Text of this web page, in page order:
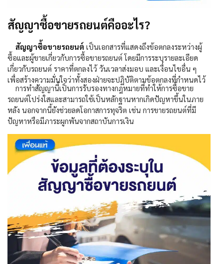
สัญญาซื้อขายรถยนต์คืออะไร?
สัญญาซื้อขายรถยนต์ เป็นเอกสารที่แสดงถึงข้อตกลงระหว่างผู้
ซื้อและผู้ขายเกี่ยวกับการซื้อขายรถยนต์ โดยมีการระบุรายละเอียด
เกี่ยวกับรถยนต์ ราคาที่ตกลงไว้ วันเวลาส่งมอบ และเงื่อนไขอื่น ๆ
เพื่อสร้างความมั่นใจว่าทั้งสองฝ่ายจะปฏิบัติตามข้อตกลงที่กำหนดไว้
การทำสัญญานี้เป็นการรับรองทางกฎหมายที่ทำให้การซื้อขาย
รถยนต์โปร่งใสและสามารถใช้เป็นหลักฐานหากเกิดปัญหาขึ้นในภาย
หลัง นอกจากนี้ยังช่วยลดโอกาสการทุจริต เช่น การขายรถยนต์ที่มี
ปัญหาหรือมีภาระผูกพันจากสถาบันการเงิน